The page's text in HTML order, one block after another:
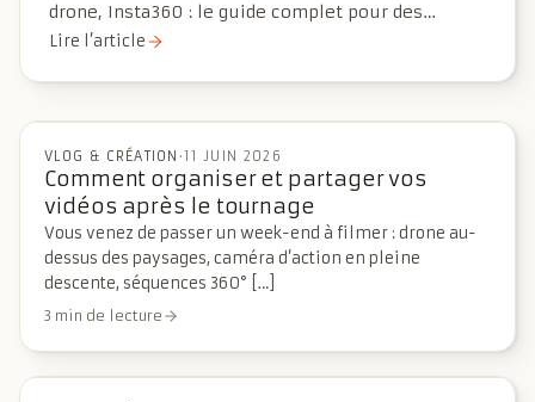
drone, Insta360 : le guide complet pour des
souvenirs réussis.
Lire l’article
VLOG & CRÉATION ·11 JUIN 2026
Comment organiser et partager vos
vidéos après le tournage
Vous venez de passer un week-end à filmer : drone au-
dessus des paysages, caméra d’action en pleine
descente, séquences 360° […]
3 min de lecture